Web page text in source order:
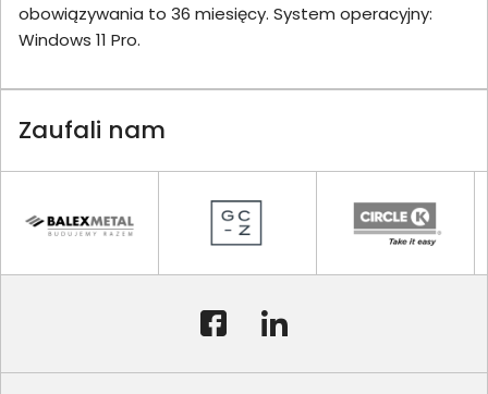
obowiązywania to 36 miesięcy. System operacyjny:
Windows 11 Pro.
Zaufali nam